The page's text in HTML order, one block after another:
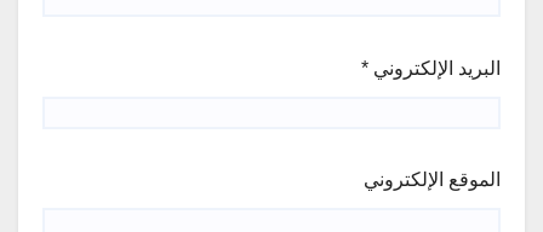
البريد الإلكتروني *
الموقع الإلكتروني